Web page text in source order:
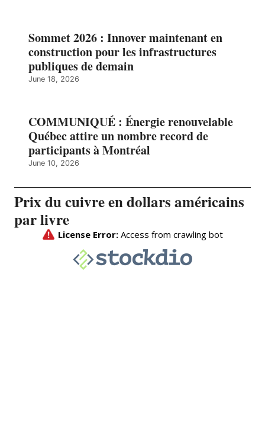
Sommet 2026 : Innover maintenant en
construction pour les infrastructures
publiques de demain
June 18, 2026
COMMUNIQUÉ : Énergie renouvelable
Québec attire un nombre record de
participants à Montréal
June 10, 2026
Prix du cuivre en dollars américains
par livre